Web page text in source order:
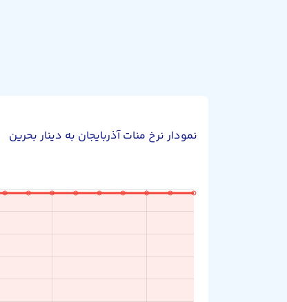
نمودار نرخ منات آذربایجان به دینار بحرین